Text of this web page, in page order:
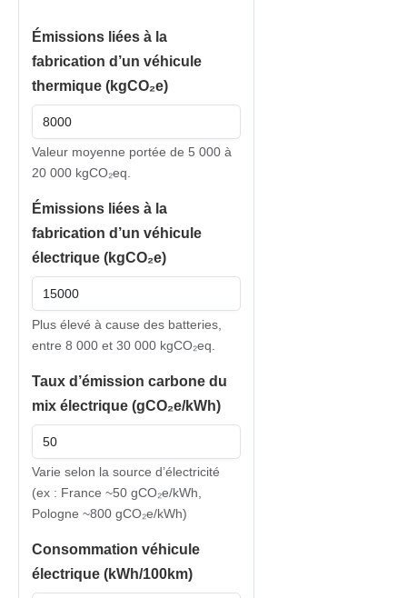
Émissions liées à la
fabrication d’un véhicule
thermique (kgCO₂e)
Valeur moyenne portée de 5 000 à
20 000 kgCO₂eq.
Émissions liées à la
fabrication d’un véhicule
électrique (kgCO₂e)
Plus élevé à cause des batteries,
entre 8 000 et 30 000 kgCO₂eq.
Taux d’émission carbone du
mix électrique (gCO₂e/kWh)
Varie selon la source d’électricité
(ex : France ~50 gCO₂e/kWh,
Pologne ~800 gCO₂e/kWh)
Consommation véhicule
électrique (kWh/100km)